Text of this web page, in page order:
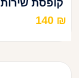
קופסת שירות 2532.110 NNPL
140 ₪